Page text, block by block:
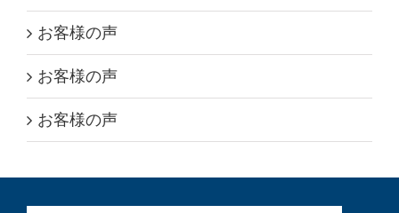
お客様の声
お客様の声
お客様の声